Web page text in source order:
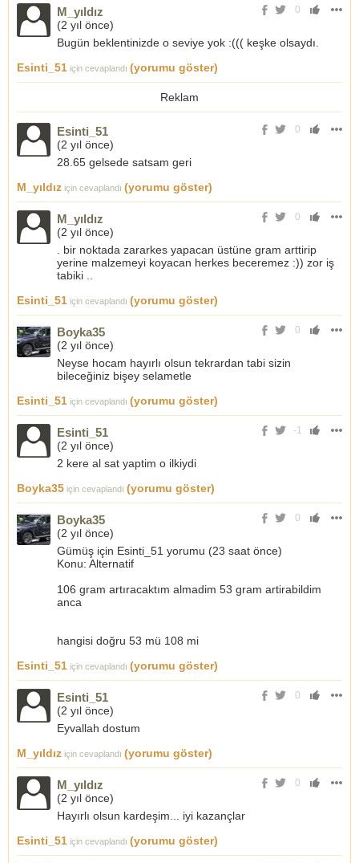
0
M_yıldız
(2 yıl önce)
Bugün beklentinizde o seviye yok :((( keşke olsaydı.
Esinti_51 için cevaplandı (yorumu göster)
Reklam
0
Esinti_51
(2 yıl önce)
28.65 gelsede satsam geri
M_yıldız için cevaplandı (yorumu göster)
0
M_yıldız
(2 yıl önce)
. bir noktada zararkes yapacan üstüne gram arttirip
yerine malzemeyi koyacan herkes beceremez :)) zor iş
tabiki ..
Esinti_51 için cevaplandı (yorumu göster)
0
Boyka35
(2 yıl önce)
Neyse hocam hayırlı olsun tekrardan tabi sizin
bileceğiniz bişey selametle
Esinti_51 için cevaplandı (yorumu göster)
-1
Esinti_51
(2 yıl önce)
2 kere al sat yaptim o ilkiydi
Boyka35 için cevaplandı (yorumu göster)
0
Boyka35
(2 yıl önce)
Gümüş için Esinti_51 yorumu (23 saat önce)
Konu: Alternatif
106 gram artıracaktım almadim 53 gram artirabildim
anca
hangisi doğru 53 mü 108 mi
Esinti_51 için cevaplandı (yorumu göster)
0
Esinti_51
(2 yıl önce)
Eyvallah dostum
M_yıldız için cevaplandı (yorumu göster)
0
M_yıldız
(2 yıl önce)
Hayırlı olsun kardeşim... iyi kazançlar
Esinti_51 için cevaplandı (yorumu göster)